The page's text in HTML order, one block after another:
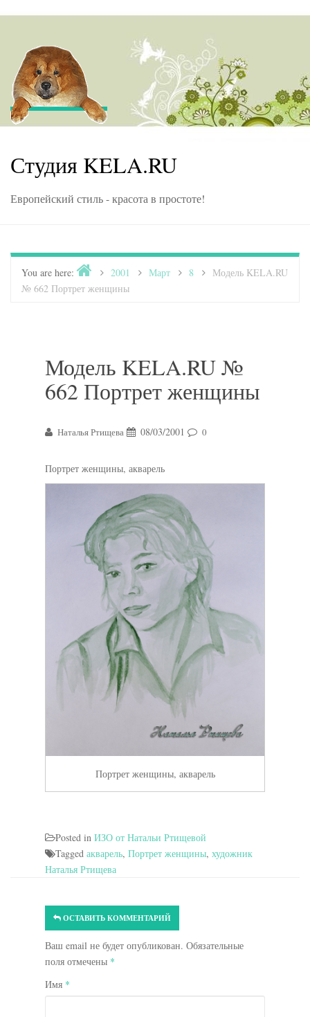
Студия KELA.RU
Европейский стиль - красота в простоте!
You are here: Home2001 Март 8
Модель KELA.RU
№ 662 Портрет женщины
Модель KELA.RU №
662 Портрет женщины
Наталья Ртищева 08/03/2001 0
Портрет женщины, акварель
Портрет женщины, акварель
Posted in ИЗО от Натальи Ртищевой
Tagged акварель, Портрет женщины, художник
Наталья Ртищева
ОСТАВИТЬ КОММЕНТАРИЙ
Ваш email не будет опубликован. Обязательные
поля отмечены *
Имя *